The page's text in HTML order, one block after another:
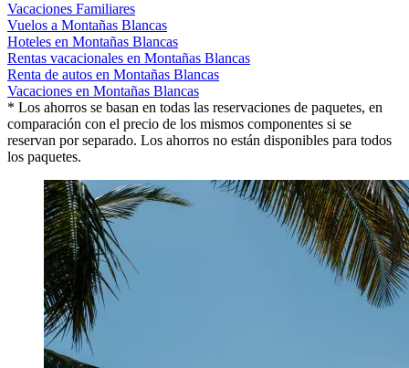
Vacaciones Familiares
Vuelos a Montañas Blancas
Hoteles en Montañas Blancas
Rentas vacacionales en Montañas Blancas
Renta de autos en Montañas Blancas
Vacaciones en Montañas Blancas
* Los ahorros se basan en todas las reservaciones de paquetes, en
comparación con el precio de los mismos componentes si se
reservan por separado. Los ahorros no están disponibles para todos
los paquetes.